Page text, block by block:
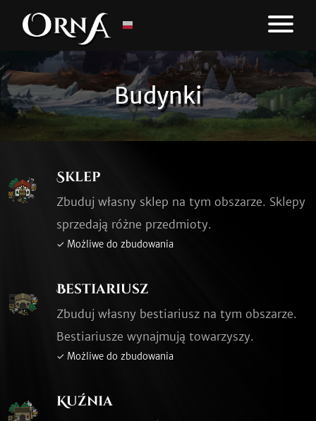
Budynki
Sklep
Zbuduj własny sklep na tym obszarze. Sklepy
sprzedają różne przedmioty.
✓ Możliwe do zbudowania
Bestiariusz
Zbuduj własny bestiariusz na tym obszarze.
Bestiariusze wynajmują towarzyszy.
✓ Możliwe do zbudowania
Kuźnia